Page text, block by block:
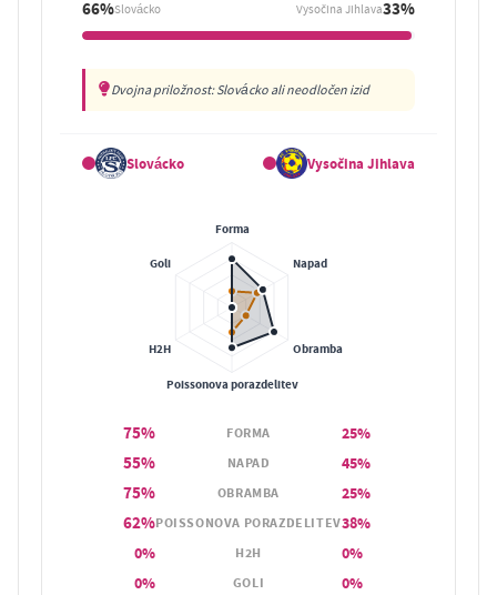
66%Slovácko Vysočina Jihlava33%
Dvojna priložnost: Slovácko ali neodločen izid
Slovácko Vysočina Jihlava
75% FORMA 25%
55% NAPAD 45%
75% OBRAMBA 25%
62%POISSONOVA PORAZDELITEV38%
0%
H2H
0%
0%
GOLI 0%